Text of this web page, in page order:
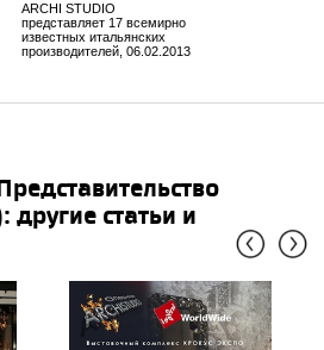
ARCHI STUDIO
представляет 17 всемирно
известных итальянских
производителей, 06.02.2013
статьи и